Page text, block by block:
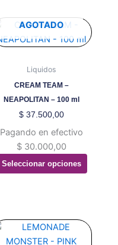
AGOTADO
Liquidos
CREAM TEAM –
NEAPOLITAN – 100 ml
$37.500,00
Pagando en efectivo
$30.000,00
Seleccionar opciones
Este
producto
múltiples
variantes.
Las
opciones
pueden
elegir
en
producto
Este
producto